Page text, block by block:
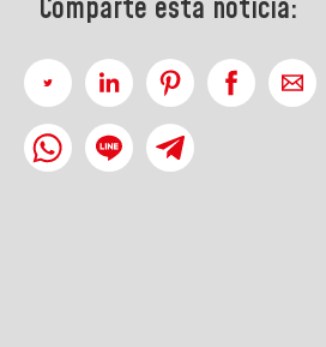
Comparte esta noticia: